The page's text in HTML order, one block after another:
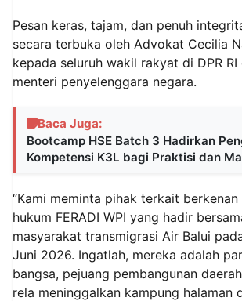
Pesan keras, tajam, dan penuh
secara terbuka oleh Advokat Cecilia
kepada seluruh wakil rakyat di DPR RI
menteri penyelenggara negara.
Baca Juga:
Bootcamp HSE Batch 3 Hadirkan
Kompetensi K3L bagi Praktisi dan
“Kami meminta pihak terkait
hukum FERADI WPI yang hadir
masyarakat transmigrasi Air Balui
Juni 2026. Ingatlah, mereka adalah
bangsa, pejuang pembangunan
rela meninggalkan kampung halaman